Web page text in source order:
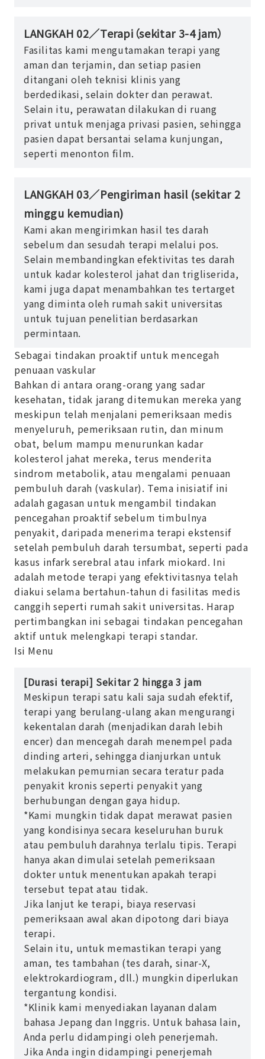
LANGKAH 02／Terapi（sekitar 3-4 jam）
Fasilitas kami mengutamakan terapi yang
aman dan terjamin, dan setiap pasien
ditangani oleh teknisi klinis yang
berdedikasi, selain dokter dan perawat.
Selain itu, perawatan dilakukan di ruang
privat untuk menjaga privasi pasien, sehingga
pasien dapat bersantai selama kunjungan,
seperti menonton film.
LANGKAH 03／Pengiriman hasil (sekitar 2
minggu kemudian)
Kami akan mengirimkan hasil tes darah
sebelum dan sesudah terapi melalui pos.
Selain membandingkan efektivitas tes darah
untuk kadar kolesterol jahat dan trigliserida,
kami juga dapat menambahkan tes tertarget
yang diminta oleh rumah sakit universitas
untuk tujuan penelitian berdasarkan
permintaan.
Sebagai tindakan proaktif untuk mencegah
penuaan vaskular
Bahkan di antara orang-orang yang sadar
kesehatan, tidak jarang ditemukan mereka yang
meskipun telah menjalani pemeriksaan medis
menyeluruh, pemeriksaan rutin, dan minum
obat, belum mampu menurunkan kadar
kolesterol jahat mereka, terus menderita
sindrom metabolik, atau mengalami penuaan
pembuluh darah (vaskular). Tema inisiatif ini
adalah gagasan untuk mengambil tindakan
pencegahan proaktif sebelum timbulnya
penyakit, daripada menerima terapi ekstensif
setelah pembuluh darah tersumbat, seperti pada
kasus infark serebral atau infark miokard. Ini
adalah metode terapi yang efektivitasnya telah
diakui selama bertahun-tahun di fasilitas medis
canggih seperti rumah sakit universitas. Harap
pertimbangkan ini sebagai tindakan pencegahan
aktif untuk melengkapi terapi standar.
Isi Menu
[Durasi terapi] Sekitar 2 hingga 3 jam
Meskipun terapi satu kali saja sudah efektif,
terapi yang berulang-ulang akan mengurangi
kekentalan darah (menjadikan darah lebih
encer) dan mencegah darah menempel pada
dinding arteri, sehingga dianjurkan untuk
melakukan pemurnian secara teratur pada
penyakit kronis seperti penyakit yang
berhubungan dengan gaya hidup.
*Kami mungkin tidak dapat merawat pasien
yang kondisinya secara keseluruhan buruk
atau pembuluh darahnya terlalu tipis. Terapi
hanya akan dimulai setelah pemeriksaan
dokter untuk menentukan apakah terapi
tersebut tepat atau tidak.
Jika lanjut ke terapi, biaya reservasi
pemeriksaan awal akan dipotong dari biaya
terapi.
Selain itu, untuk memastikan terapi yang
aman, tes tambahan (tes darah, sinar-X,
elektrokardiogram, dll.) mungkin diperlukan
tergantung kondisi.
*Klinik kami menyediakan layanan dalam
bahasa Jepang dan Inggris. Untuk bahasa lain,
Anda perlu didampingi oleh penerjemah.
Jika Anda ingin didampingi penerjemah